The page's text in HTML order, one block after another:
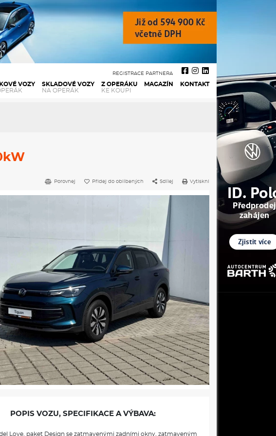
VOZY
SKLADOVÉ VOZY
NA OPERÁK
Z OPERÁKU
KE KOUPI
MAGAZÍN KONTAKT
REGISTRACE PARTNERA
Porovnej Přidej do oblíbených Sdílej Vytiskni
POPIS VOZU, SPECIFIKACE A VÝBAVA:
Love, paket Design se zatmavenými zadními okny, zatmaveným